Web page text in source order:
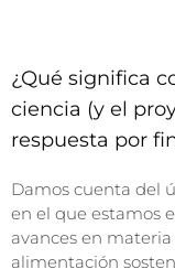
¿Qué significa
ciencia (y el
respuesta por
Damos cuenta del
en el que estamos
avances en
alimentación